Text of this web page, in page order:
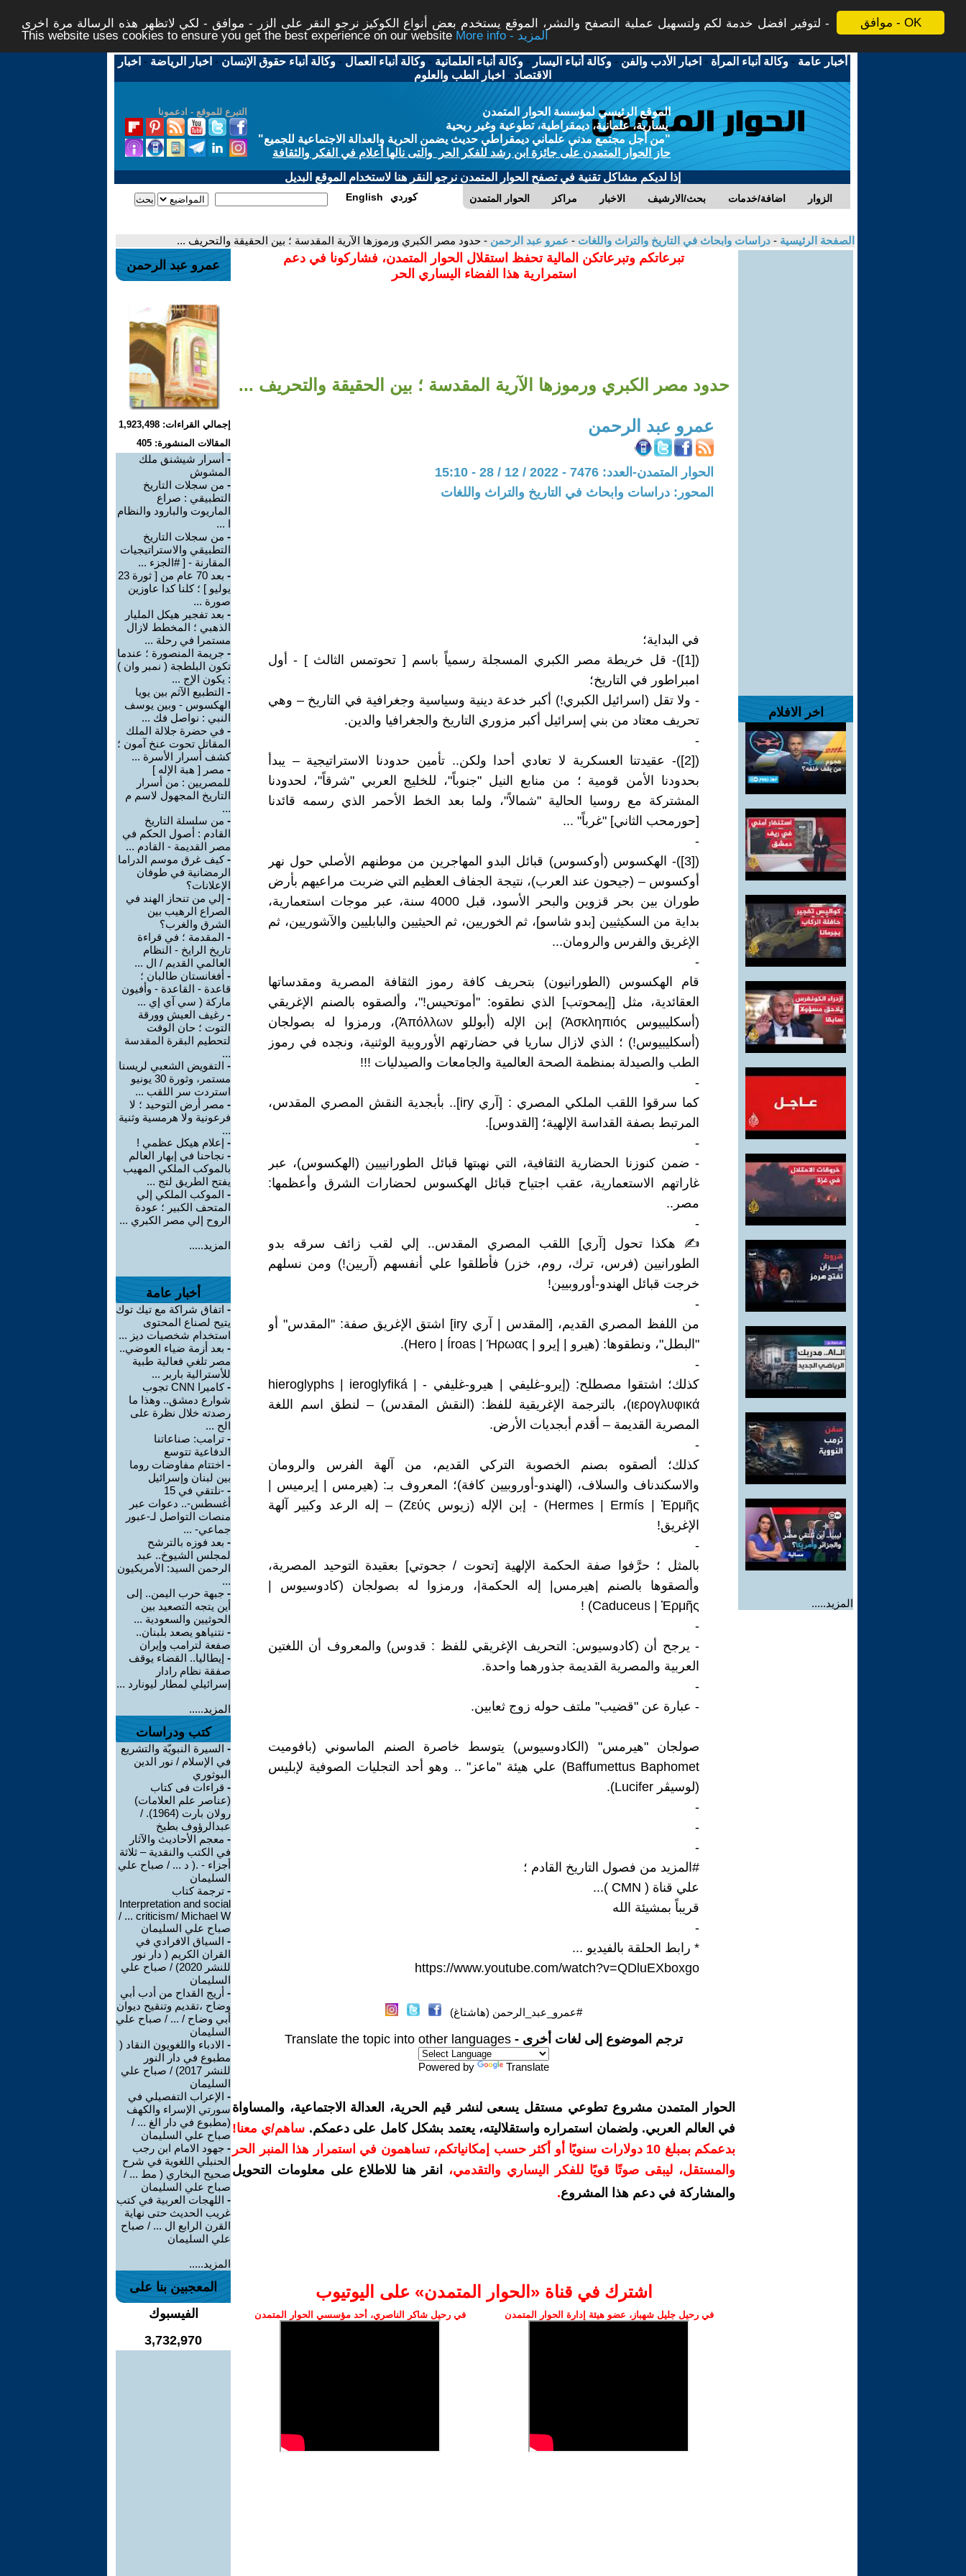
موافق - OK
لتوفير افضل خدمة لكم ولتسهيل عملية التصفح والنشر، الموقع يستخدم بعض أنواع الكوكيز نرجو النقر على الزر - موافق - لكي لاتظهر هذه الرسالة مرة اخرى -
This website uses cookies to ensure you get the best experience on our website
More info - المزيد
أخبار عامة -وكالة أنباء المرأة - اخبار الأدب والفن -وكالة أنباء اليسار -وكالة أنباء العلمانية -وكالة أنباء العمال -وكالة أنباء حقوق الإنسان - اخبار الرياضة - اخبار
الاقتصاد - اخبار الطب والعلوم
التبرع للموقع - ادعمونا
الموقع الرئيسي لمؤسسة الحوار المتمدن
يسارية، علمانية، ديمقراطية، تطوعية وغير ربحية
"من أجل مجتمع مدني علماني ديمقراطي حديث يضمن الحرية والعدالة الاجتماعية للجميع"
حاز الحوار المتمدن على جائزة ابن رشد للفكر الحر والتى نالها أعلام في الفكر والثقافة
إذا لديكم مشاكل تقنية في تصفح الحوار المتمدن نرجو النقر هنا لاستخدام الموقع البديل
الحوار المتمدن مراكز الاخبار بحث/الارشيف اضافة/خدمات الزوار English كوردي
الصفحة الرئيسية - دراسات وابحاث في التاريخ والتراث واللغات - عمرو عبد الرحمن - حدود مصر الكبري ورموزها الآرية المقدسة ؛ بين الحقيقة والتحريف ...
اخر الافلام
المزيد.....
تبرعاتكم وتبرعاتكن المالية تحفظ استقلال الحوار المتمدن، فشاركونا في دعم
استمرارية هذا الفضاء اليساري الحر
حدود مصر الكبري ورموزها الآرية المقدسة ؛ بين الحقيقة والتحريف ...
عمرو عبد الرحمن
الحوار المتمدن-العدد: 7476 - 2022 / 12 / 28 - 15:10
المحور: دراسات وابحاث في التاريخ والتراث واللغات
في البداية؛
([1])- قل خريطة مصر الكبري المسجلة رسمياً باسم [ تحوتمس الثالث ] - أول
امبراطور في التاريخ؛
- ولا تقل (اسرائيل الكبري!) أكبر خدعة دينية وسياسية وجغرافية في التاريخ – وهي
تحريف معتاد من بني إسرائيل أكبر مزوري التاريخ والجغرافيا والدين.
-
([2])- عقيدتنا العسكرية لا تعادي أحدا ولكن.. تأمين حدودنا الاستراتيجية – يبدأ
بحدودنا الأمن قومية ؛ من منابع النيل "جنوباً"، للخليج العربي "شرقاً"، لحدودنا
المشتركة مع روسيا الحالية "شمالاً"، ولما بعد الخط الأحمر الذي رسمه قائدنا
[حورمحب الثاني] "غرباً" ...
-
([3])- الهكسوس (أوكسوس) قبائل البدو المهاجرين من موطنهم الأصلي حول نهر
أوكسوس – (جيحون عند العرب)، نتيجة الجفاف العظيم التي ضربت مراعيهم بأرض
طوران بين بحر قزوين والبحر الأسود، قبل 4000 سنة، عبر موجات استعمارية،
بداية من السكيثيين [بدو شاسو]، ثم الخوريين، ثم الحيثيين والبابليين والآشوريين، ثم
الإغريق والفرس والرومان...
-
قام الهكسوس (الطورانيون) بتحريف كافة رموز الثقافة المصرية ومقدساتها
العقائدية، مثل [إيمحوتب] الذي نطقوه: "أموتحيس!"، وألصقوه بالصنم الإغريقي
(أسكليبيوس Ἀσκληπιός) إبن الإله (أبوللو Ἀπόλλων)، ورمزوا له بصولجان
(أسكليبيوس!) ؛ الذي لازال ساريا في حضارتهم الأوروبية الوثنية، ونجده في رموز
الطب والصيدلة بمنظمة الصحة العالمية والجامعات والصيدليات !!!
-
كما سرقوا اللقب الملكي المصري : [آري iry].. بأبجدية النقش المصري المقدس،
المرتبط بصفة القداسة الإلهية؛ [القدوس].
-
- ضمن كنوزنا الحضارية الثقافية، التي نهبتها قبائل الطورانييين (الهكسوس)، عبر
غاراتهم الاستعمارية، عقب اجتياح قبائل الهكسوس لحضارات الشرق وأعظمها:
مصر..
-
✍ هكذا تحول [آري] اللقب المصري المقدس.. إلي لقب زائف سرقه بدو
الطورانيين (فرس، ترك، روم، خزر) فأطلقوا علي أنفسهم (آريين!) ومن نسلهم
خرجت قبائل الهندو-أوروبيين!
-
من اللفظ المصري القديم، [المقدس | آري iry] اشتق الإغريق صفة: "المقدس" أو
"البطل"، ونطقوها: (هيرو | إيرو | Hero | Íroas | Ήρωας).
-
كذلك؛ اشتقوا مصطلح: (إيرو-غليفي | هيرو-غليفي - hieroglyphs | ieroglyfiká |
ιερογλυφικά)، بالترجمة الإغريقية للفظ: (النقش المقدس) – لنطق اسم اللغة
المصرية القديمة – أقدم أبجديات الأرض.
-
كذلك؛ ألصقوه بصنم الخصوبة التركي القديم، من آلهة الفرس والرومان
والاسكندناف والسلاف، (الهندو-أوروبيين كافة)؛ المعروف بـ: (هيرمس | إيرميس |
Hermes | Ermís | Ἑρμῆς) - إبن الإله (زيوس Ζεύς) – إله الرعد وكبير آلهة
الإغريق!
-
بالمثل ؛ حرَّفوا صفة الحكمة الإلهية [تحوت / جحوتي] بعقيدة التوحيد المصرية،
وألصقوها بالصنم |هيرمس| إله الحكمة|، ورمزوا له بصولجان (كادوسيوس |
Caduceus | Ἑρμῆς) !
-
- يرجح أن (كادوسيوس: التحريف الإغريقي للفظ : قدوس) والمعروف أن اللغتين
العربية والمصرية القديمة جذورهما واحدة.
-
- عبارة عن "قضيب" ملتف حوله زوج ثعابين.
صولجان "هيرمس" (الكادوسيوس) يتوسط خاصرة الصنم الماسوني (بافوميت
Baffumettus Baphomet) علي هيئة "ماعز" .. وهو أحد التجليات الصوفية لإبليس
(لوسيڤر Lucifer).
-
-
-
#المزيد من فصول التاريخ القادم ؛
علي قناة ( CMN )...
قريباً بمشيئة الله
-
* رابط الحلقة بالفيديو ...
https://www.youtube.com/watch?v=QDluEXboxgo
#عمرو_عبد_الرحمن (هاشتاغ)
ترجم الموضوع إلى لغات أخرى - Translate the topic into other languages
Powered by Translate
الحوار المتمدن مشروع تطوعي مستقل يسعى لنشر قيم الحرية، العدالة الاجتماعية، والمساواة
في العالم العربي. ولضمان استمراره واستقلاليته، يعتمد بشكل كامل على دعمكم. ساهم/ي معنا!
بدعمكم بمبلغ 10 دولارات سنويًا أو أكثر حسب إمكانياتكم، تساهمون في استمرار هذا المنبر الحر
والمستقل، ليبقى صوتًا قويًا للفكر اليساري والتقدمي،
انقر هنا للاطلاع على معلومات التحويل
والمشاركة في دعم هذا المشروع.
اشترك في قناة ‫«الحوار المتمدن» على اليوتيوب
في رحيل جليل شهباز، عضو هيئة إدارة الحوار المتمدن في رحيل شاكر الناصري، أحد مؤسسي الحوار المتمدن
عمرو عبد الرحمن
إجمالي القراءات: 1,923,498
المقالات المنشورة: 405
- أسرار شيشنق ملك
المشوش
- من سجلات التاريخ
التطبيقي : صراع
الماريوت والبارود والنظام
ا ...
- من سجلات التاريخ
التطبيقي والاستراتيجيات
المقارنة - [ #الجزء ...
-
بعد 70 عام من [ ثورة 23
يوليو ] ؛ كلنا كدا عاوزين
صورة ...
- بعد تفجير هيكل المليار
الذهبي ؛ المخطط لازال
مستمرا في رحلة ...
- جريمة المنصورة ؛ عندما
تكون البلطجة ( نمبر وان )
: يكون الإج ...
- التطبيع الآثم بين يويا
الهكسوس - وبين يوسف
النبي : نواصل فك ...
- في حضرة جلالة الملك
المقاتل تحوت عنخ آمون ؛
كشف أسرار الأسرة ...
- مصر [ هبة الإله ]
للمصريين : من أسرار
التاريخ المجهول لاسم م
...
- من سلسلة التاريخ
القادم : أصول الحكم في
مصر القديمة - القادم ...
-كيف غرق موسم الدراما
الرمضانية في طوفان
الإعلانات؟
- إلي من تنحاز الهند في
الصراع الرهيب بين
الشرق والغرب؟
- المقدمة ؛ في قراءة
تاريخ الرايخ - النظام
العالمي القديم / ال ...
- أفغانستان طالبان ؛
قاعدة - القاعدة - وأفيون
ماركة ( سي آي إي ...
- رغيف العيش وورقة
التوت ؛ حان الوقت
لتحطيم البقرة المقدسة
...
- التفويض الشعبي لريسنا
مستمر، وثورة 30 يونيو
استردت سر اللقب ...
- مصر أرض التوحيد ؛ لا
فرعونية ولا هرمسية وثنية
...
- إعلام هيكل عظمي !
- نجاحنا في إبهار العالم
بالموكب الملكي المهيب
يفتح الطريق لتج ...
- الموكب الملكي إلي
المتحف الكبير ؛ عودة
الروح إلي مصر الكبري ...
المزيد.....
أخبار عامة
- اتفاق شراكة مع تيك توك
يتيح لصناع المحتوى
استخدام شخصيات ديز ...
- بعد أزمة ضياء العوضي..
مصر تلغي فعالية طبية
للأسترالية باربر ...
-
كاميرا CNN تجوب
شوارع دمشق.. وهذا ما
رصدته خلال نظرة على
الح ...
- ترامب: صناعاتنا
الدفاعية تتوسع
- اختتام مفاوضات روما
بين لبنان وإسرائيل
-
-نلتقي في 15
أغسطس-.. دعوات عبر
منصات التواصل لـ-عبور
جماعي- ...
- بعد فوزه بالترشح
لمجلس الشيوخ.. عبد
الرحمن السيد: الأمريكيون
...
- جبهة حرب اليمن.. إلى
أين يتجه التصعيد بين
الحوثيين والسعودية ...
- نتنياهو يصعد بلبنان..
صفعة لترامب وإيران
- إيطاليا.. القضاء يوقف
صفقة نظام رادار
إسرائيلي لمطار ليونارد ...
المزيد.....
كتب ودراسات
- السيرة النبويّة والتشريع
في الإسلام / نور الدين
البوثوري
- قراءات فى كتاب
(عناصر علم العلامات)
رولان بارت (1964). /
عبدالرؤوف بطيخ
- معجم الأحاديث والآثار
في الكتب والنقدية – ثلاثة
أجزاء - .( د ... / صباح علي
السليمان
- ترجمة كتاب
Interpretation and social
criticism/ Michael W ... /
صباح علي السليمان
- السياق الافرادي في
القران الكريم ( دار نور
للنشر 2020) / صباح علي
السليمان
- أريج القداح من أدب أبي
وضاح ،تقديم وتنقيح ديوان
أبي وضاح / ... / صباح علي
السليمان
- الادباء واللغويون النقاد (
مطبوع في دار النور
للنشر 2017) / صباح علي
السليمان
- الإعراب التفصيلي في
سورتي الإسراء والكهف
(مطبوع في دار الغ ... /
صباح علي السليمان
- جهود الامام ابن رجب
الحنبلي اللغوية في شرح
صحيح البخاري ( مط ... /
صباح علي السليمان
- اللهجات العربية في كتب
غريب الحديث حتى نهاية
القرن الرابع ال ... / صباح
علي السليمان
المزيد.....
المعجبين بنا على
الفيسبوك
3,732,970